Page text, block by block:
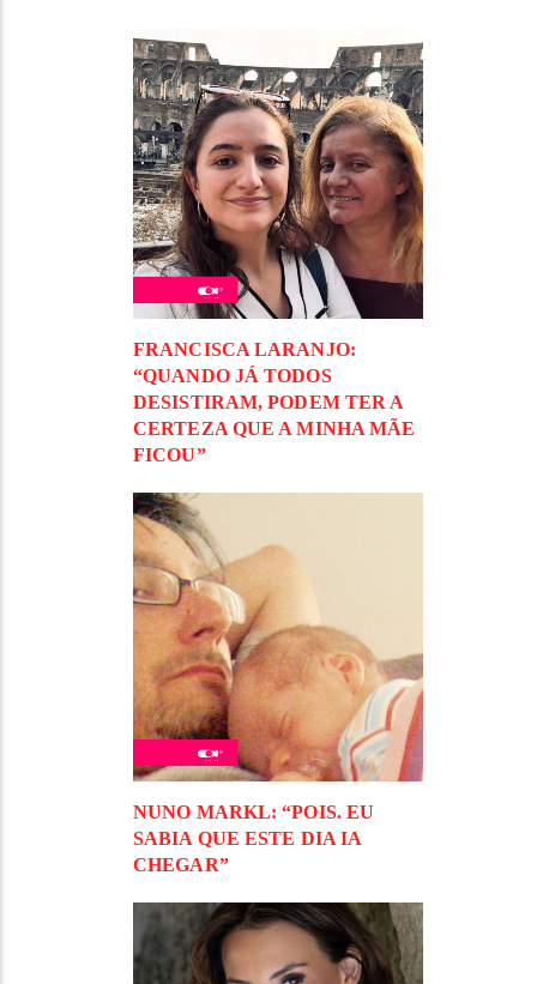
FRANCISCA LARANJO:
“QUANDO JÁ TODOS
DESISTIRAM, PODEM TER A
CERTEZA QUE A MINHA MÃE
FICOU”
NUNO MARKL: “POIS. EU
SABIA QUE ESTE DIA IA
CHEGAR”